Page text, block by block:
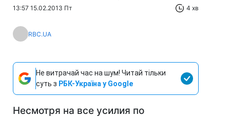
13:57 15.02.2013 Пт 4 хв
RBC.UA
Не витрачай час на шум! Читай тільки
суть з РБК-Україна у Google
Несмотря на все усилия по